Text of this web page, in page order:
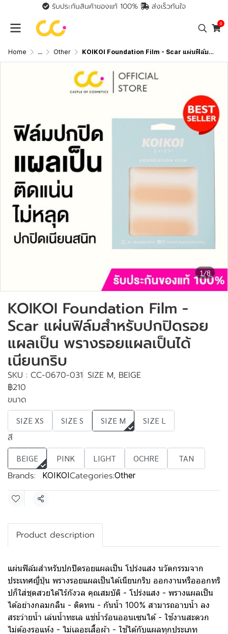
รับประกันสินค้าของแท้ 100% ส่งเร็วทันใจ
0
Home ... Other KOIKOI Foundation Film - Scar แผ่นฟิล์มสำหรับปกปิดรอยแผลเป็น พรางรอยแผลเป็นได้เนียนกริบ
1/8
KOIKOI Foundation Film -
Scar แผ่นฟิล์มสำหรับปกปิดรอย
แผลเป็น พรางรอยแผลเป็นได้
เนียนกริบ
SKU : CC-0670-031 SIZE M, BEIGE
฿210
ขนาด
SIZE XS SIZE S SIZE M SIZE L
สี
BEIGE PINK LIGHT OCHRE TAN
Brands: KOIKOICategories:Other
Share
Product description
แผ่นฟิล์มสำหรับปกปิดรอยแผลเป็น โปร่งแสง นวัตกรรมจาก
ประเทศญี่ปุ่น พรางรอยแผลเป็นได้เนียนกริบ ออกงานหรือออกทริ
ปก็ใส่ชุดสวยได้ไร้กังวล คุณสมบัติ - โปร่งแสง - พรางแผลเป็น
ได้อย่างกลมกลืน - ติดทน - กันน้ำ 100% สามารถอาบน้ำ ลง
สระว่ายน้ำ เล่นน้ำทะเล แช่น้ำร้อนออนเซนได้ - ใช้งานสะดวก
ไม่ต้องรอแห้ง - ไม่เลอะเสื้อผ้า - ใช้ได้กับแผลทุกประเภท